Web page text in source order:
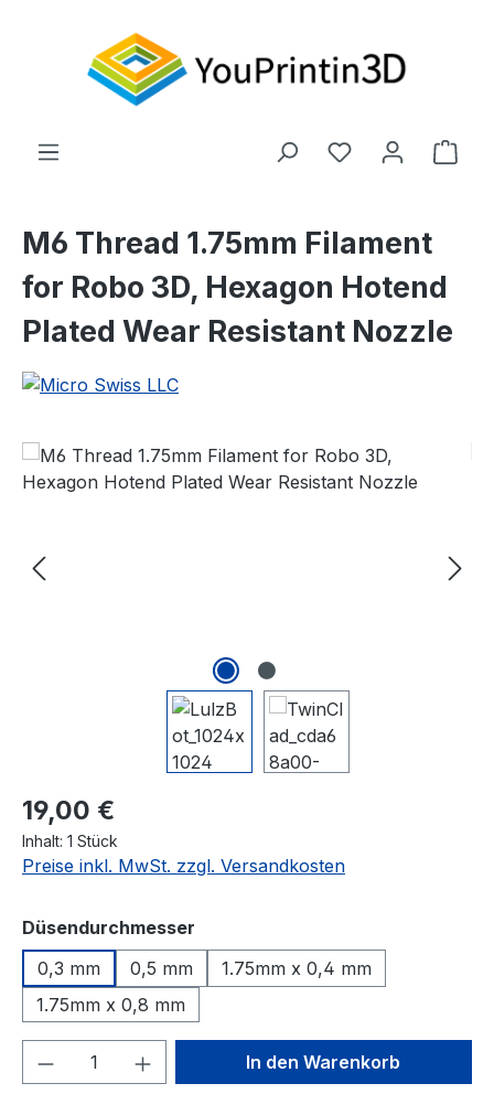
Du hast 0
M6 Thread 1.75mm Filament
for Robo 3D, Hexagon Hotend
Plated Wear Resistant Nozzle
Bildergalerie überspringen
Regulärer Preis:
19,00 €
Inhalt: 1 Stück
Preise inkl. MwSt. zzgl. Versandkosten
Düsendurchmesser
0,3 mm
0,5 mm
1.75mm x 0,4 mm
1.75mm x 0,8 mm
Produkt Anzahl: Gib denIn den Warenkorb